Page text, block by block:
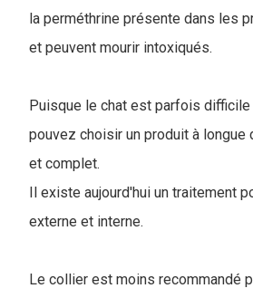
la perméthrine présente dans les
et peuvent mourir intoxiqués.
Puisque le chat est parfois difficile
pouvez choisir un produit à longue
et complet.
Il existe aujourd'hui un traitement
externe et interne.
Le collier est moins recommandé